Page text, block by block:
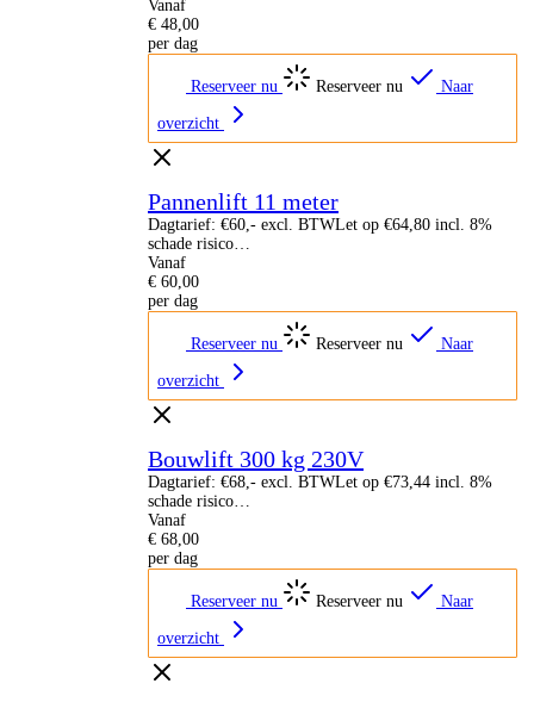
Vanaf
€ 48,00
per dag
Reserveer nu Reserveer nu Naar
overzicht
Pannenlift 11 meter
Dagtarief: €60,- excl. BTWLet op €64,80 incl. 8%
schade risico…
Vanaf
€ 60,00
per dag
Reserveer nu Reserveer nu Naar
overzicht
Bouwlift 300 kg 230V
Dagtarief: €68,- excl. BTWLet op €73,44 incl. 8%
schade risico…
Vanaf
€ 68,00
per dag
Reserveer nu Reserveer nu Naar
overzicht